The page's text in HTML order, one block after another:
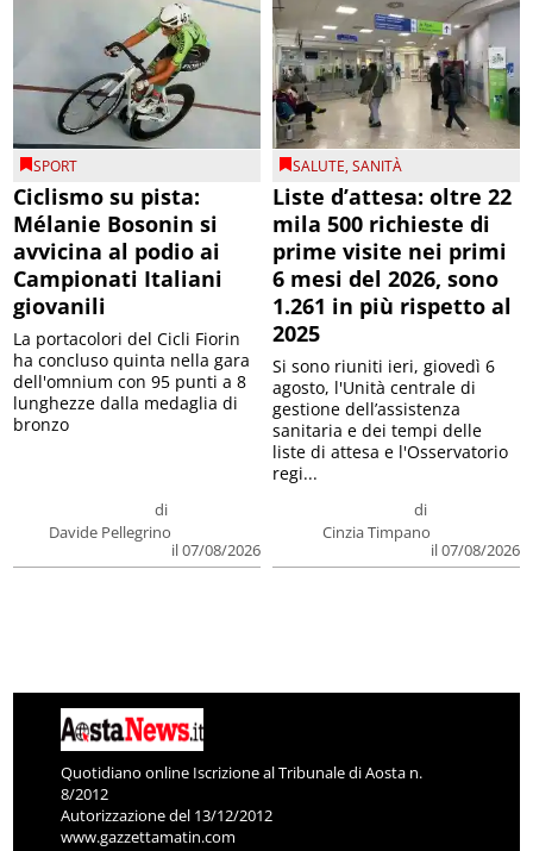
SPORT
Ciclismo su pista:
Mélanie Bosonin si
avvicina al podio ai
Campionati Italiani
giovanili
di
Davide Pellegrino
il 07/08/2026
La portacolori del Cicli Fiorin
ha concluso quinta nella gara
dell'omnium con 95 punti a 8
lunghezze dalla medaglia di
bronzo
SALUTE,SANITÀ
Liste d’attesa: oltre 22
mila 500 richieste di
prime visite nei primi
6 mesi del 2026, sono
1.261 in più rispetto al
2025
di
Cinzia Timpano
il 07/08/2026
Si sono riuniti ieri, giovedì 6
agosto, l'Unità centrale di
gestione dell’assistenza
sanitaria e dei tempi delle
liste di attesa e l'Osservatorio
regi...
Quotidiano online Iscrizione al Tribunale di Aosta n.
8/2012
Autorizzazione del 13/12/2012
www.gazzettamatin.com